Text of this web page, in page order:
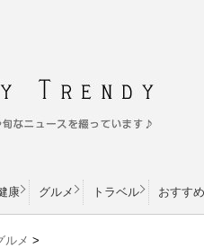
康 グルメ トラベル おすす
ルメ >